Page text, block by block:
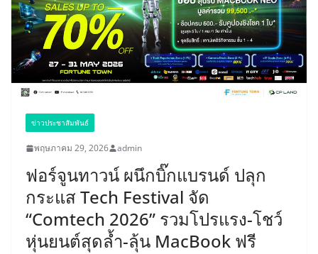
ข่าวประชาสัมพันธ์
พฤษภาคม 29, 2026 admin
ฟอร์จูนทาวน์ ผนึกบิ๊กแบรนด์ ปลุก
กระแส Tech Festival จัด
“Comtech 2026” รวมโปรแรง-โชว์
หุ่นยนต์สุดล้ำ-ลุ้น MacBook ฟรี